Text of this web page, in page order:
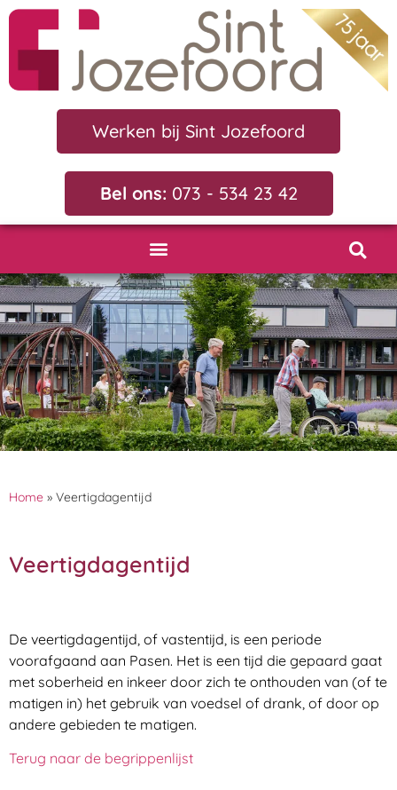
Werken bij Sint Jozefoord
Bel ons: 073 - 534 23 42
Home » Veertigdagentijd
Veertigdagentijd
De veertigdagentijd, of vastentijd, is een periode
voorafgaand aan Pasen. Het is een tijd die gepaard gaat
met soberheid en inkeer door zich te onthouden van (of te
matigen in) het gebruik van voedsel of drank, of door op
andere gebieden te matigen.
Terug naar de begrippenlijst